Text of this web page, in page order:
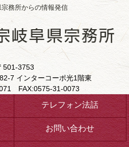
務所からの情報発信
501-3753
7 インターコーポ光1階東
FAX:0575-31-0073
テレフォン法話
お問い合わせ